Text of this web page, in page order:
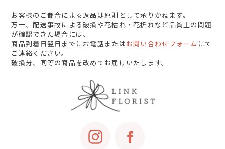
お客様のご都合による返品は原則として承りかねます。
万一、配送事故による破損や花枯れ・花折れなど品質上の問題
が確認できた場合には、
商品到着日翌日までにお電話またはお問い合わせフォーム にて
ご連絡ください。
破損分、同等の商品を改めてお届けいたします。